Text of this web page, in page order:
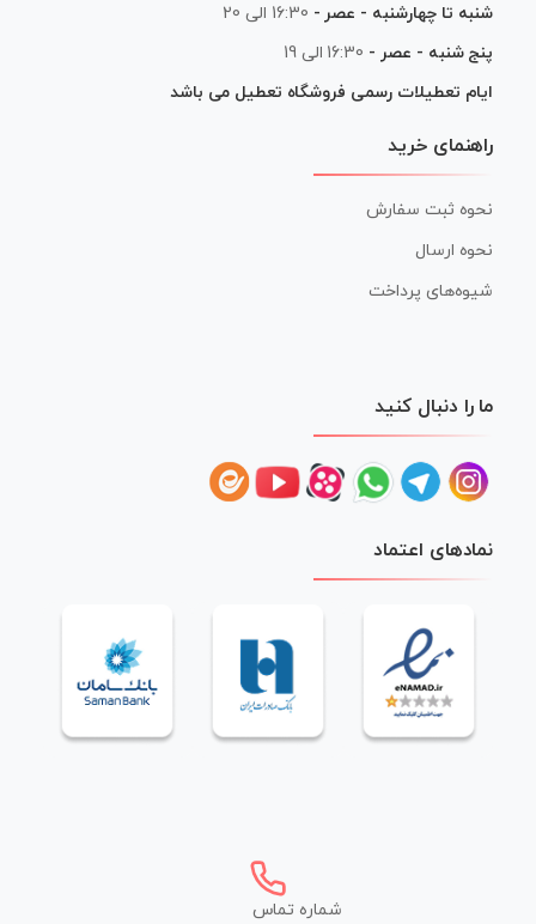
شنبه تا چهارشنبه - عصر - 16:30 الی 20
پنج شنبه - عصر - 16:30 الی 19
ایام تعطیلات رسمی فروشگاه تعطیل می باشد
راهنمای خرید
نحوه ثبت سفارش
نحوه ارسال
شیوه‌های پرداخت
ما را دنبال کنید
نمادهای اعتماد
شماره تماس